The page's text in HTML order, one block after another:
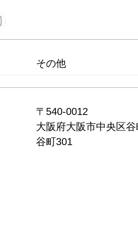
その他
〒 540-0012
大阪府大阪市中央区
谷町301